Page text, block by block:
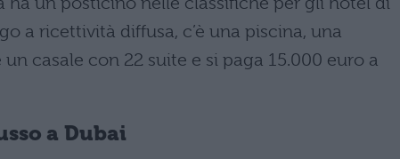
a ricettività diffusa, c’è una piscina, una
casale con 22 suite e si paga 15.000 euro a
a Dubai